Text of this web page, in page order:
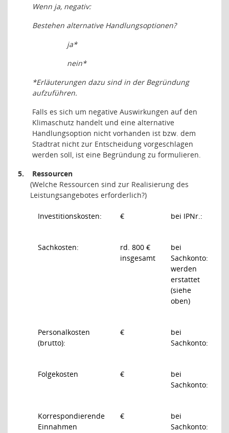
Wenn ja, negativ:
Bestehen alternative Handlungsoptionen?
ja*
nein*
*Erläuterungen dazu sind in der Begründung
aufzuführen.
Falls es sich um negative Auswirkungen auf den
Klimaschutz handelt und eine alternative
Handlungsoption nicht vorhanden ist bzw. dem
Stadtrat nicht zur Entscheidung vorgeschlagen
werden soll, ist eine Begründung zu formulieren.
5.
Ressourcen
(Welche Ressourcen sind zur Realisierung des
Leistungsangebotes erforderlich?)
Investitionskosten: € bei IPNr.:
Sachkosten:
rd. 800 €
insgesamt
bei
Sachkonto:
werden
erstattet
(siehe
oben)
Personalkosten
(brutto):
€
bei
Sachkonto:
Folgekosten €
bei
Sachkonto:
Korrespondierende
Einnahmen
€
bei
Sachkonto: